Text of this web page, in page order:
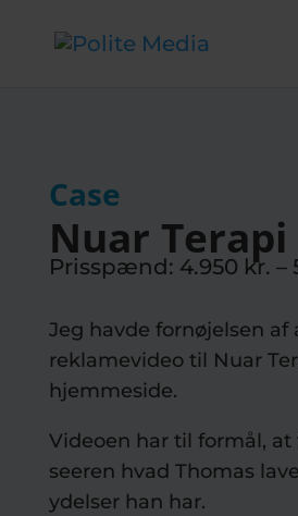
Case
Nuar Terapi
Prisspænd: 4.950 kr. –
Jeg havde fornøjelsen af
reklamevideo til Nuar
hjemmeside.
Videoen har til formål,
seeren hvad Thomas
ydelser han har.